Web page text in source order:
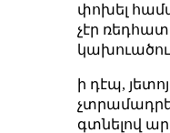
փոխել
չէր
ի դէպ,
գտնելով